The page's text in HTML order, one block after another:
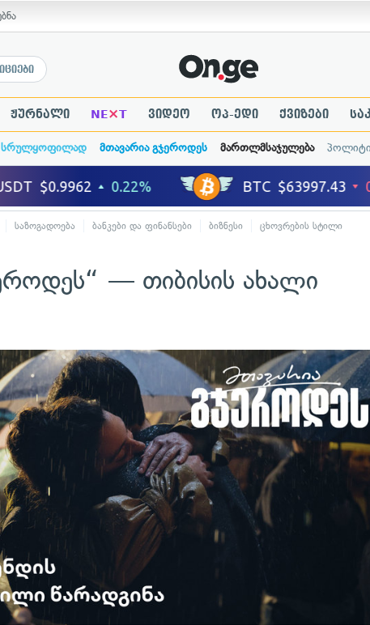
ჟურნალი NE×T ვიდეო ოპ-ედი ქვიზები
სრულყოფილად მთავარია გჯეროდეს მართლმსაჯულება
საზოგადოება ბანკები და ფინანსები ბიზნესი ცხოვრების სტილი
— თიბისის ახალი